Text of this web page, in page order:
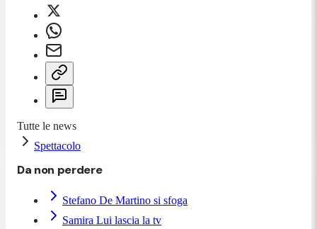
Tutte le news
Spettacolo
Da non perdere
Stefano De Martino si sfoga
Samira Lui lascia la tv